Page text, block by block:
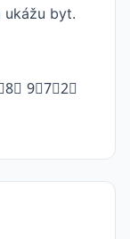
ukážu byt.
9⃣7⃣2⃣